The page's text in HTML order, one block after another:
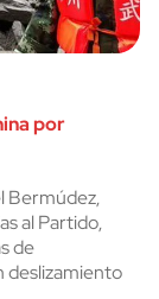
por
Bermúdez,
al Partido,
de
deslizamiento